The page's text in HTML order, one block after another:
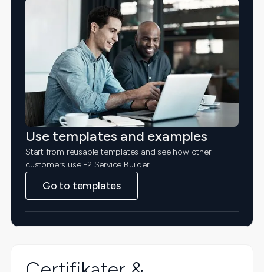
Use templates and examples
Start from reusable templates and see how other
customers use F2 Service Builder.
Go to templates